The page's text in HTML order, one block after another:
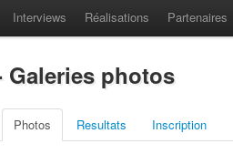
Interviews Réalisations Partenaires
Galeries photos
Photos Resultats Inscription